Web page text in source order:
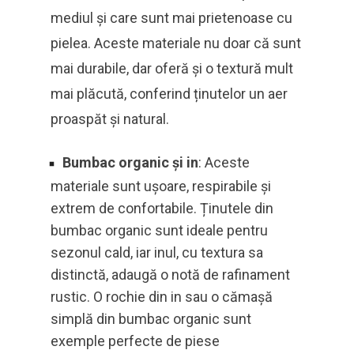
mediul și care sunt mai prietenoase cu
pielea. Aceste materiale nu doar că sunt
mai durabile, dar oferă și o textură mult
mai plăcută, conferind ținutelor un aer
proaspăt și natural.
Bumbac organic și in: Aceste
materiale sunt ușoare, respirabile și
extrem de confortabile. Ținutele din
bumbac organic sunt ideale pentru
sezonul cald, iar inul, cu textura sa
distinctă, adaugă o notă de rafinament
rustic. O rochie din in sau o cămașă
simplă din bumbac organic sunt
exemple perfecte de piese